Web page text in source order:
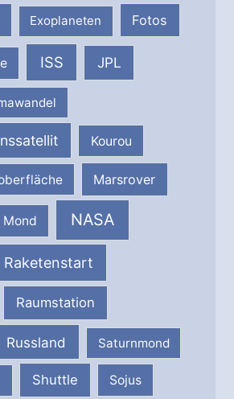
Exoplaneten Fotos
ISS JPL
Kourou
Marsrover
Mond NASA
Raketenstart
Raumstation
Russland Saturnmond
Shuttle Sojus